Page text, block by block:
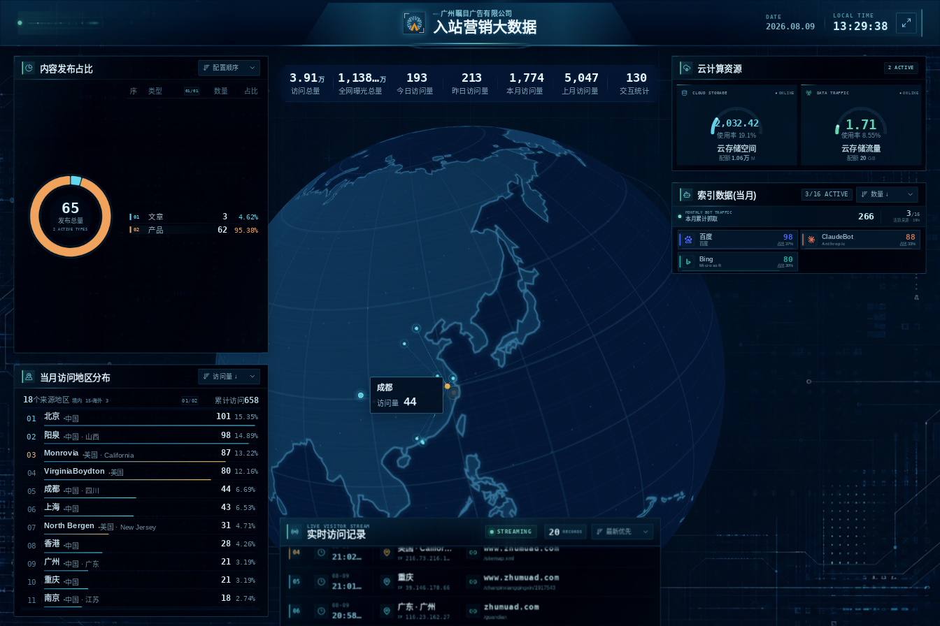
广州瞩目广告有限公司
入站营销大数据
DATE
2026.08.09
LOCAL TIME
13:29:39
访问量
内容发布占比
65
发布总量
2 ACTIVE TYPES
序 类型 01 /01 数量 占比
01 文章 3 4.62%
02 产品 62 95.38%
当月访问地区分布
18个来源地区 境内 15 海外 3 01 /02 累计访问658
01 北京 中国 101 15.35%
02 阳泉 中国 · 山西 98 14.89%
03 Monrovia 美国 · California 87 13.22%
04 VirginiaBoydton 美国 80 12.16%
05 成都 中国 · 四川 44 6.69%
06 上海 中国 43 6.53%
07 North Bergen 美国 · New Jersey 31 4.71%
08 香港 中国 28 4.26%
09 广州 中国 · 广东 21 3.19%
10 重庆 中国 21 3.19%
11 南京 中国 · 江苏 18 2.74%
3.91万
访问总量
1,138.19万
全网曝光总量
193
今日访问量
213
昨日访问量
1,774
本月访问量
5,047
上月访问量
130
交互统计
云计算资源 2 ACTIVE
CLOUD STORAGE ONLINE
2,032.42
使用率 19.1%
云存储空间
配额 1.06万 M
DATA TRAFFIC ONLINE
1.71
使用率8.55%
云存储流量
配额 20 GB
索引数据(当月) 3/16 ACTIVE
MONTHLY BOT TRAFFIC
本月累计抓取 266 3 /16
活跃来源 · 19%
百度
百度
98
占比37%
ClaudeBot
Anthropic
88
占比33%
Bing
Microsoft
80
占比30%
LIVE VISITOR STREAM
实时访问记录 STREAMING 20 RECORDS
01
湖南 · 娄底
119.45.37.105 /chanpinxiangqingxin/2643965
贵州 · 0
IP
www.zhumuad.com
/zuopin
08-09
21:08:11
山西 · 阳泉
IP
www.zhumuad.com
/zhenlongbama
04
08-09
21:02:39
www.zhumuad.com
/sitemap.xml
08-09 重庆 www.zhumuad.com
08-09 广东 · 广州 zhumuad.com
08-09 上海 www.zhumuad.com